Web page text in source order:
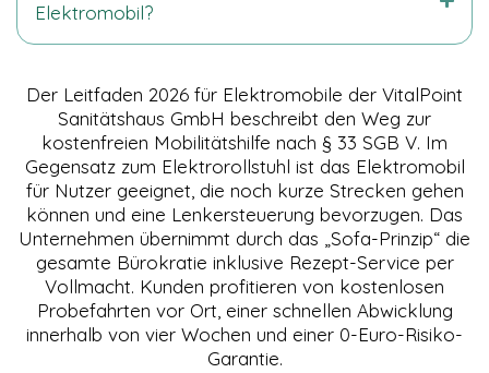
Elektromobil?
Der Leitfaden 2026 für Elektromobile der VitalPoint
Sanitätshaus GmbH beschreibt den Weg zur
kostenfreien Mobilitätshilfe nach § 33 SGB V. Im
Gegensatz zum Elektrorollstuhl ist das Elektromobil
für Nutzer geeignet, die noch kurze Strecken gehen
können und eine Lenkersteuerung bevorzugen. Das
Unternehmen übernimmt durch das „Sofa-Prinzip“ die
gesamte Bürokratie inklusive Rezept-Service per
Vollmacht. Kunden profitieren von kostenlosen
Probefahrten vor Ort, einer schnellen Abwicklung
innerhalb von vier Wochen und einer 0-Euro-Risiko-
Garantie.